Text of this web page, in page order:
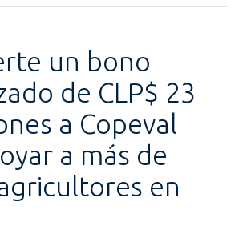
un bono
de CLP$ 23
a Copeval
a más de
en